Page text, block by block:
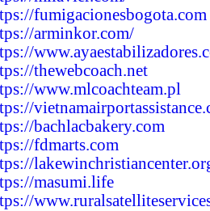
fumigacionesbogota.com
arminkor.com/
thewebcoach.net
www.mlcoachteam.pl
bachlacbakery.com
fdmarts.com
masumi.life